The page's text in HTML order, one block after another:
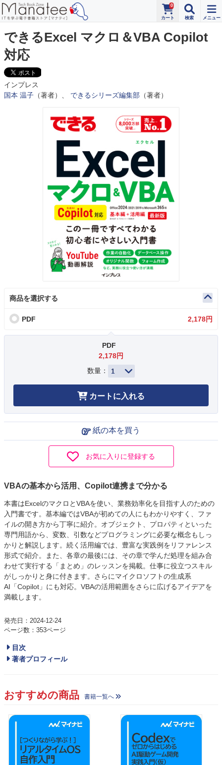
0
できるExcel マクロ＆VBA Copilot
対応
インプレス
国本 温子 （著者）、 できるシリーズ編集部 （著者）
商品を選択する
PDF 2,178円
PDF
2,178円
数量：
カートに入れる
紙の本を買う
お気に入りに登録する
VBAの基本から活用、Copilot連携まで分かる
本書はExcelのマクロとVBAを使い、業務効率化を目指す人のための
入門書です。基本編ではVBAが初めての人にもわかりやすく、ファ
イルの開き方から丁寧に紹介。オブジェクト、プロパティといった
専門用語から、変数、引数などプログラミングに必要な概念もしっ
かりと解説します。続く活用編では、豊富な実践例をリファレンス
形式で紹介。また、各章の最後には、その章で学んだ処理を組み合
わせて実行する「まとめ」のレッスンを掲載。仕事に役立つスキル
がしっかりと身に付きます。さらにマイクロソフトの生成系
AI「Copilot」にも対応。VBAの活用範囲をさらに広げるアイデアを
満載します。
発売日：2024-12-24
ページ数：353ページ
目次
著者プロフィール
おすすめの商品 書籍一覧へ